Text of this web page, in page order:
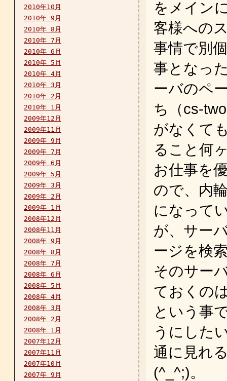
2010年10月
2010年 9月
2010年 8月
2010年 7月
2010年 6月
2010年 5月
2010年 4月
2010年 3月
2010年 2月
2010年 1月
2009年12月
2009年11月
2009年 9月
2009年 7月
2009年 6月
2009年 5月
2009年 3月
2009年 2月
2009年 1月
2008年12月
2008年11月
2008年 9月
2008年 8月
2008年 7月
2008年 6月
2008年 5月
2008年 4月
2008年 3月
2008年 2月
2008年 1月
2007年12月
2007年11月
2007年10月
2007年 9月
をメイン
客様への
事情で別
事となっ
ーバのペ
ち（cs-
がなくて
ること何
お仕事を
ので、内
になって
が、サー
ージを検
そのサー
ておくの
という事
うにした
通に見れ
(^_^;)。